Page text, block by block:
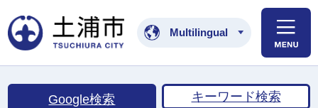
土浦市公式ホームペ
Multilingual
Google検索 キーワード検索